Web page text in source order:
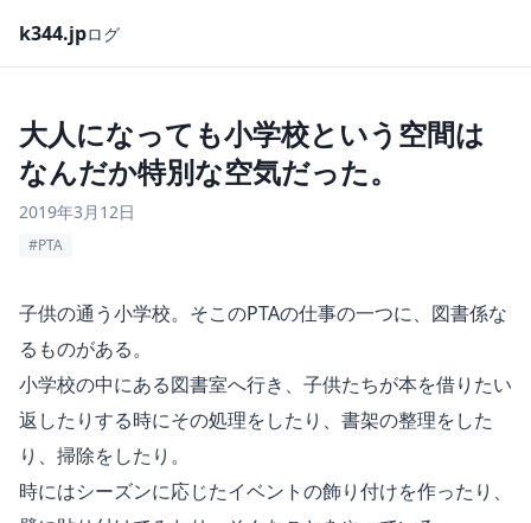
k344.jpログ
大人になっても小学校という空間は
なんだか特別な空気だった。
2019年3月12日
#PTA
子供の通う小学校。そこのPTAの仕事の一つに、図書係な
るものがある。
小学校の中にある図書室へ行き、子供たちが本を借りたい
返したりする時にその処理をしたり、書架の整理をした
り、掃除をしたり。
時にはシーズンに応じたイベントの飾り付けを作ったり、